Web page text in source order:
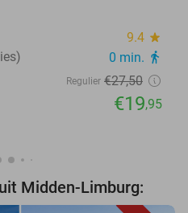
9.4 star
0 min. directions_walk
Regulier €27,50
€19,95
Midden-Limburg: